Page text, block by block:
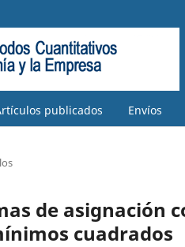
publicados Envíos
de asignación
cuadrados